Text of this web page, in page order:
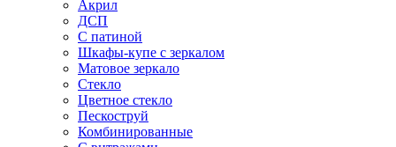
Акрил
ДСП
С патиной
Шкафы-купе с зеркалом
Матовое зеркало
Стекло
Цветное стекло
Пескоструй
Комбинированные